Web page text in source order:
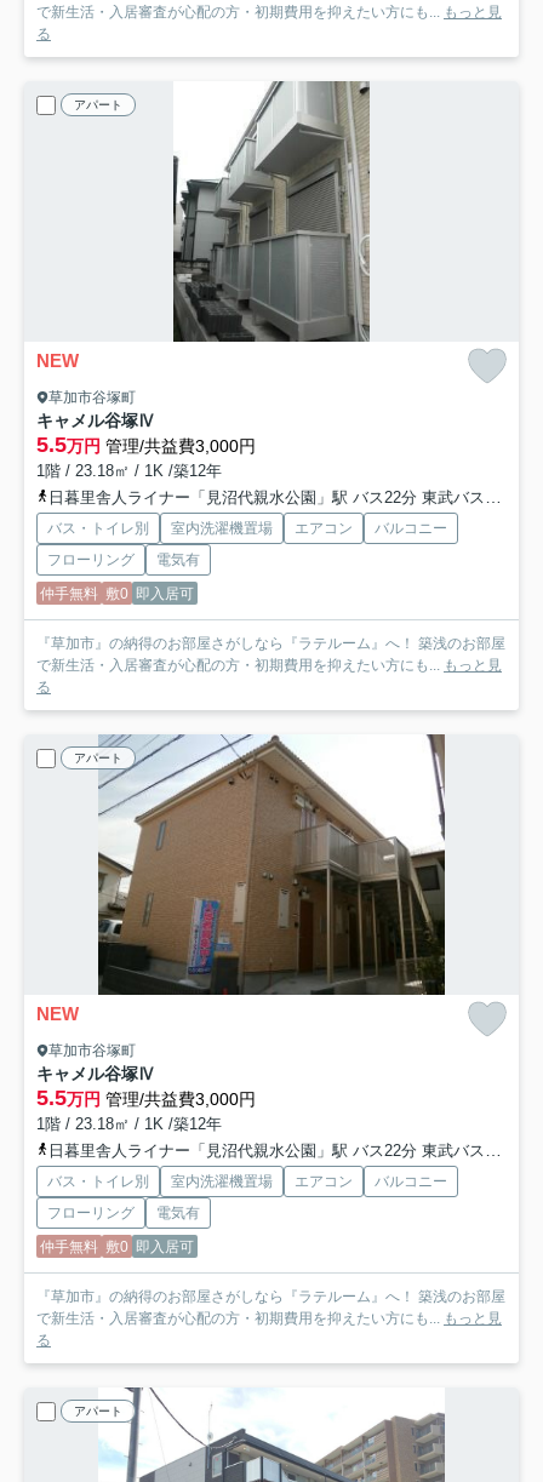
で新生活・入居審査が心配の方・初期費用を抑えたい方にも... もっと見
る
アパート
NEW
草加市谷塚町
キャメル谷塚Ⅳ
5.5万円 管理/共益費3,000円
1階 / 23.18㎡ / 1K /築12年
日暮里舎人ライナー「見沼代親水公園」駅 バス22分 東武バス「谷塚小入口」 停歩8分
バス・トイレ別 室内洗濯機置場 エアコン
バルコニー
フローリング
電気有
仲手無料 敷0 即入居可
『草加市』の納得のお部屋さがしなら『ラテルーム』へ！ 築浅のお部屋
で新生活・入居審査が心配の方・初期費用を抑えたい方にも... もっと見
る
アパート
NEW
草加市谷塚町
キャメル谷塚Ⅳ
5.5万円 管理/共益費3,000円
1階 / 23.18㎡ / 1K /築12年
日暮里舎人ライナー「見沼代親水公園」駅 バス22分 東武バス「谷塚小入口」 停歩9分
バス・トイレ別 室内洗濯機置場 エアコン
バルコニー
フローリング
電気有
仲手無料 敷0 即入居可
『草加市』の納得のお部屋さがしなら『ラテルーム』へ！ 築浅のお部屋
で新生活・入居審査が心配の方・初期費用を抑えたい方にも... もっと見
る
アパート